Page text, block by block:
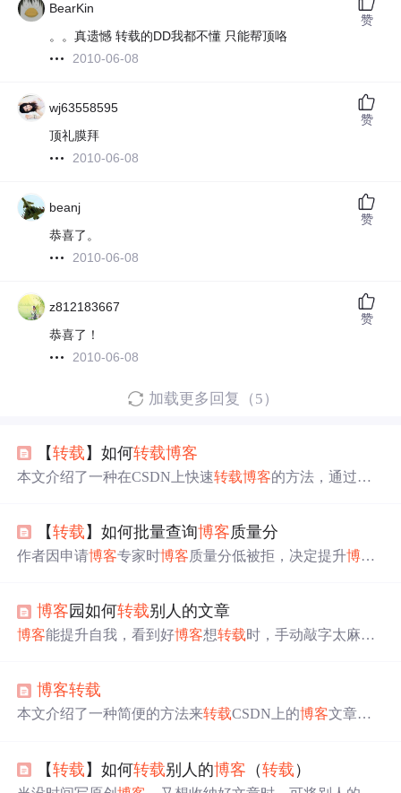
BearKin
。。真遗憾 转载的DD我都不懂 只能帮顶咯
2010-06-08
赞
wj63558595
顶礼膜拜
2010-06-08
赞
beanj
恭喜了。
2010-06-08
赞
z812183667
恭喜了！
2010-06-08
赞
加载更多回复（5）
【转载 】如何转载博客
本文介绍了一种在CSDN上快速转载博客的方法，通过使
时选择【转载】选项的重要性。
【转载 】如何批量查询博客质量分
作者因申请博客专家时博客质量分低被拒，决定提升博客
口，还涉及Maven依赖引入、数据处理及导出Excel，最后
总结了学习收获。
博客 园如何转载别人的文章
博客能提升自我，看到好博客想转载时，手动敲字太麻
强调尊重原创。
博客转载
本文介绍了一种简便的方法来转载CSDN上的博客文章。
法时，请确保尊重原创作者的版权。
【转载 】如何转载别人的博客 （转载 ）